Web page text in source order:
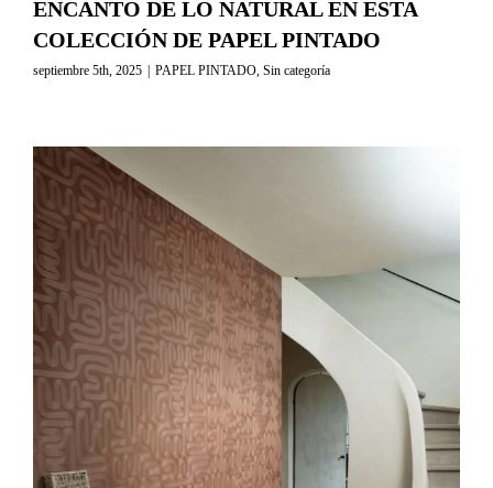
ENCANTO DE LO NATURAL EN ESTA
COLECCIÓN DE PAPEL PINTADO
septiembre 5th, 2025 | PAPEL PINTADO Sin categoría